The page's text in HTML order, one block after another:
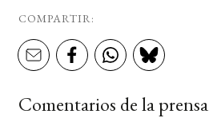
COMPARTIR:
Comentarios de la prensa